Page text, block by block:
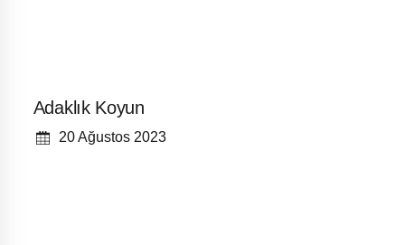
Adaklık Koyun
20 Ağustos 2023